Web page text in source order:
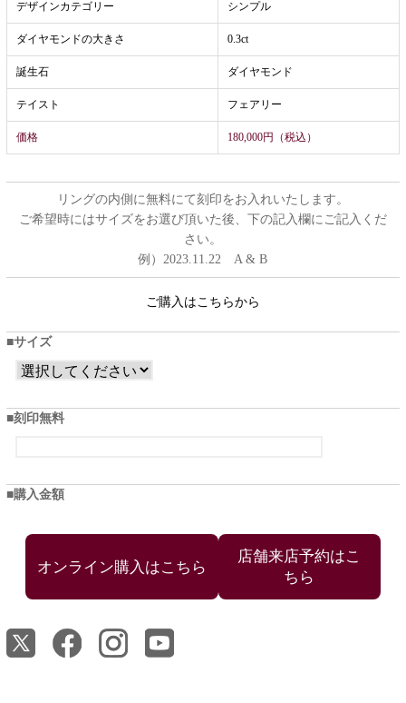
デザインカテゴリー シンプル
ダイヤモンドの大きさ 0.3ct
誕生石 ダイヤモンド
テイスト フェアリー
価格 180,000円（税込）
リングの内側に無料にて刻印をお入れいたします。
ご希望時にはサイズをお選び頂いた後、下の記入欄にご記入くだ
さい。
例）2023.11.22 A & B
ご購入はこちらから
サイズ
刻印無料
購入金額
店舗来店予約はこ
ちら